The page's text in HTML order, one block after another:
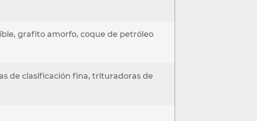
grafito amorfo, coque de petróleo
de clasificación fina, trituradoras de